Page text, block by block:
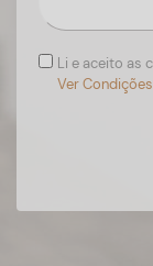
Li e aceito as
Ver